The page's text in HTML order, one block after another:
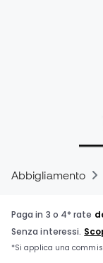
Abbigliamento